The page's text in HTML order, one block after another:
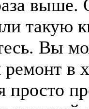
выше.
такую
Вы
ремонт в
просто